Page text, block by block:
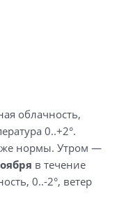
облачность,
0..+2°.
нормы. Утром —
в течение
0..-2°, ветер